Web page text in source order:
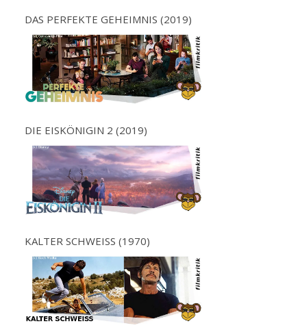
DAS PERFEKTE GEHEIMNIS (2019)
DIE EISKÖNIGIN 2 (2019)
KALTER SCHWEISS (1970)